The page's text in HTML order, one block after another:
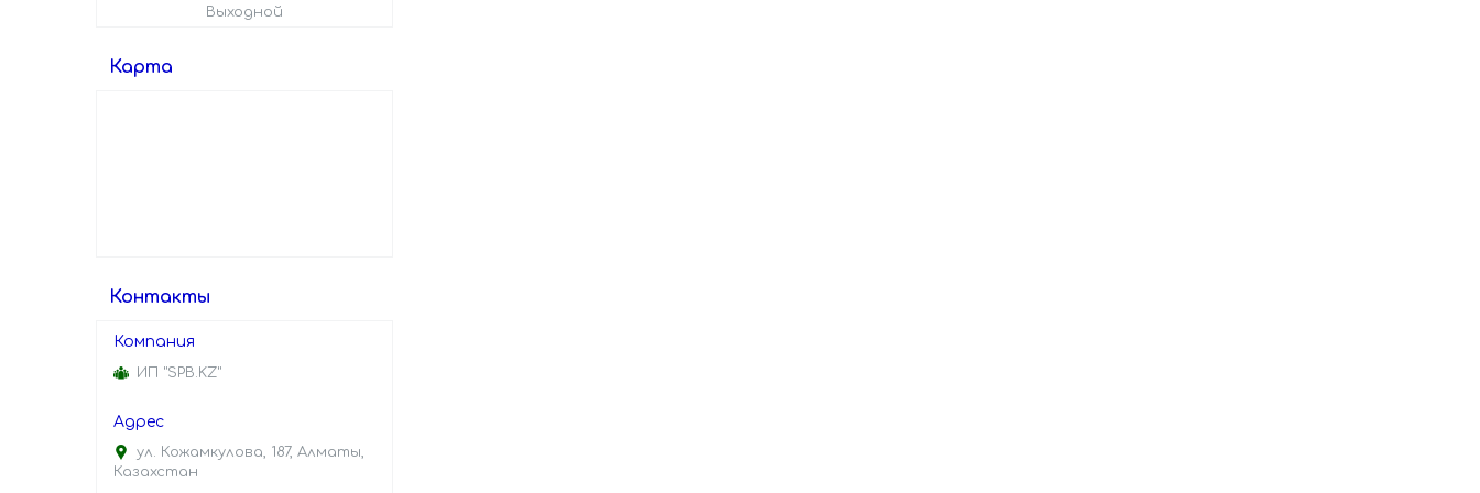
Выходной
Карта
Контакты
ИП "SPB.KZ"
ул. Кожамкулова, 187, Алматы,
Казахстан